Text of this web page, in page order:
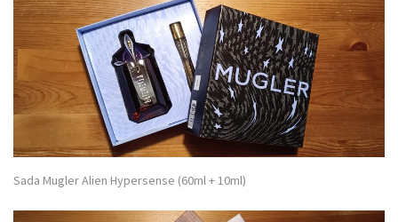
Sada Mugler Alien Hypersense (60ml + 10ml)